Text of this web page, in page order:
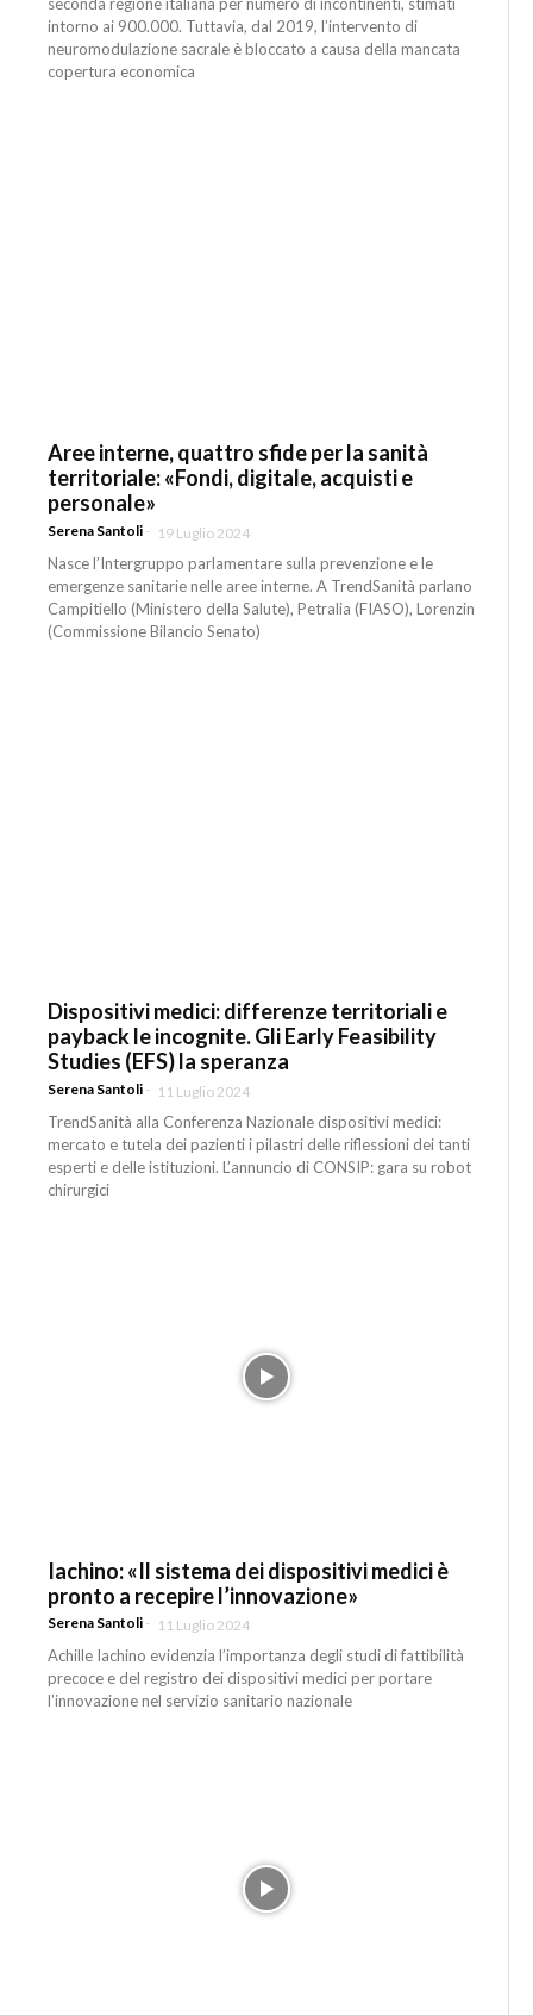
seconda regione italiana per numero di incontinenti, stimati
intorno ai 900.000. Tuttavia, dal 2019, l’intervento di
neuromodulazione sacrale è bloccato a causa della mancata
copertura economica
Aree interne, quattro sfide per la sanità
territoriale: «Fondi, digitale, acquisti e
personale»
Serena Santoli - 19 Luglio 2024
Nasce l’Intergruppo parlamentare sulla prevenzione e le
emergenze sanitarie nelle aree interne. A TrendSanità parlano
Campitiello (Ministero della Salute), Petralia (FIASO), Lorenzin
(Commissione Bilancio Senato)
Dispositivi medici: differenze territoriali e
payback le incognite. Gli Early Feasibility
Studies (EFS) la speranza
Serena Santoli - 11 Luglio 2024
TrendSanità alla Conferenza Nazionale dispositivi medici:
mercato e tutela dei pazienti i pilastri delle riflessioni dei tanti
esperti e delle istituzioni. L’annuncio di CONSIP: gara su robot
chirurgici
Iachino: «Il sistema dei dispositivi medici è
pronto a recepire l’innovazione»
Serena Santoli - 11 Luglio 2024
Achille Iachino evidenzia l’importanza degli studi di fattibilità
precoce e del registro dei dispositivi medici per portare
l’innovazione nel servizio sanitario nazionale